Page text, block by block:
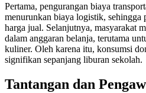
Pertama, pengurangan biaya
menurunkan biaya logistik, sehingga
harga jual. Selanjutnya, masyarakat
dalam anggaran belanja, terutama
kuliner. Oleh karena itu, konsumsi
signifikan sepanjang liburan sekolah.
Tantangan dan